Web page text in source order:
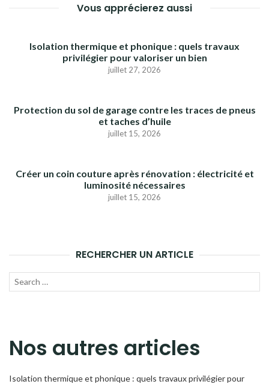
Vous apprécierez aussi
Isolation thermique et phonique : quels travaux
privilégier pour valoriser un bien
juillet 27, 2026
Protection du sol de garage contre les traces de pneus
et taches d’huile
juillet 15, 2026
Créer un coin couture après rénovation : électricité et
luminosité nécessaires
juillet 15, 2026
RECHERCHER UN ARTICLE
Recherche
Nos autres articles
Isolation thermique et phonique : quels travaux privilégier pour